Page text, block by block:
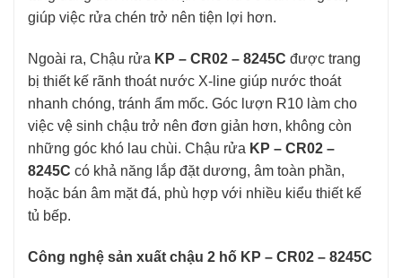
giúp việc rửa chén trở nên tiện lợi hơn.
Ngoài ra, Chậu rửa KP – CR02 – 8245C được trang
bị thiết kế rãnh thoát nước X-line giúp nước thoát
nhanh chóng, tránh ẩm mốc. Góc lượn R10 làm cho
việc vệ sinh chậu trở nên đơn giản hơn, không còn
những góc khó lau chùi. Chậu rửa KP – CR02 –
8245C có khả năng lắp đặt dương, âm toàn phần,
hoặc bán âm mặt đá, phù hợp với nhiều kiểu thiết kế
tủ bếp.
Công nghệ sản xuất chậu 2 hố KP – CR02 – 8245C